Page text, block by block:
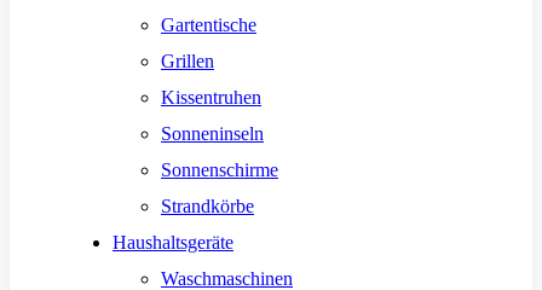
Gartentische
Grillen
Kissentruhen
Sonneninseln
Sonnenschirme
Strandkörbe
Haushaltsgeräte
Waschmaschinen